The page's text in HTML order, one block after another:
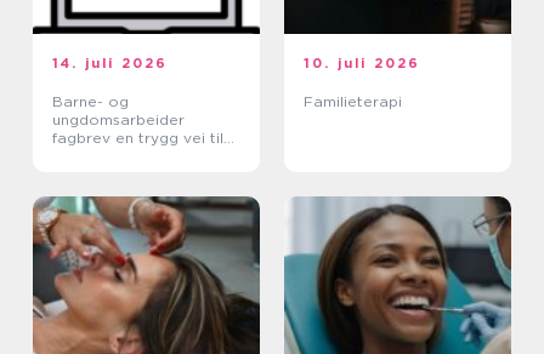
14. juli 2026
Barne- og
ungdomsarbeider
fagbrev en trygg vei til
10. juli 2026
Familieterapi